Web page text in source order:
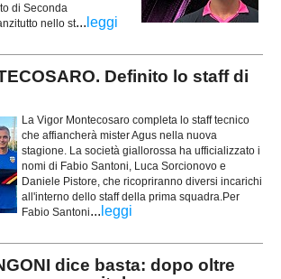
di Seconda
nello st... leggi
Definito lo staff di
La Vigor Montecosaro completa lo staff tecnico
che affiancherà mister Agus nella nuova
stagione. La società giallorossa ha ufficializzato i
nomi di Fabio Santoni, Luca Sorcionovo e
Daniele Pistore, che ricopriranno diversi incarichi
all'interno dello staff della prima squadra.Per
Fabio Santoni... leggi
dice basta: dopo oltre